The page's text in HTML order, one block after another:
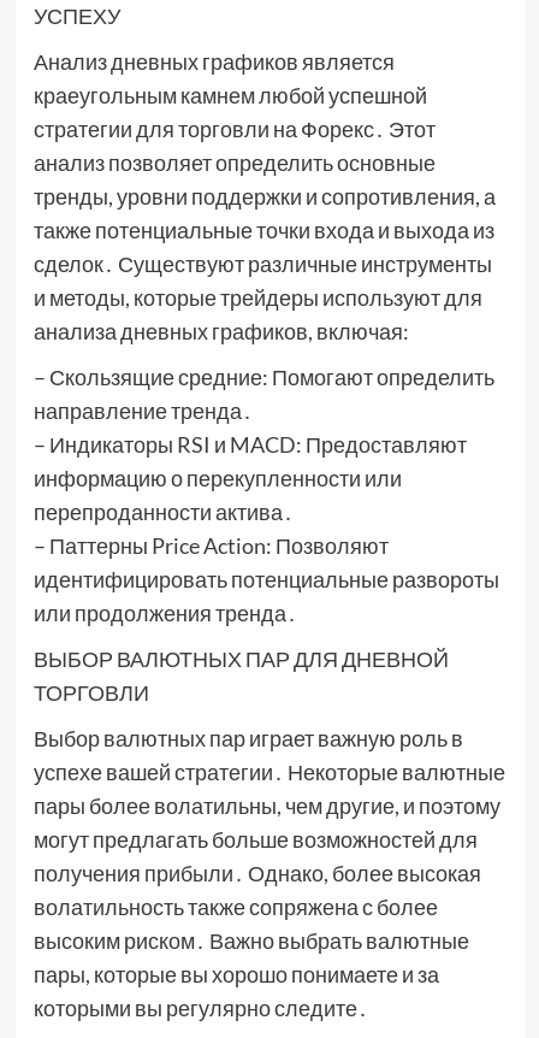
УСПЕХУ
Анализ дневных графиков является
краеугольным камнем любой успешной
стратегии для торговли на Форекс․ Этот
анализ позволяет определить основные
тренды, уровни поддержки и сопротивления, а
также потенциальные точки входа и выхода из
сделок․ Существуют различные инструменты
и методы, которые трейдеры используют для
анализа дневных графиков, включая:
– Скользящие средние: Помогают определить
направление тренда․
– Индикаторы RSI и MACD: Предоставляют
информацию о перекупленности или
перепроданности актива․
– Паттерны Price Action: Позволяют
идентифицировать потенциальные развороты
или продолжения тренда․
ВЫБОР ВАЛЮТНЫХ ПАР ДЛЯ ДНЕВНОЙ
ТОРГОВЛИ
Выбор валютных пар играет важную роль в
успехе вашей стратегии․ Некоторые валютные
пары более волатильны, чем другие, и поэтому
могут предлагать больше возможностей для
получения прибыли․ Однако, более высокая
волатильность также сопряжена с более
высоким риском․ Важно выбрать валютные
пары, которые вы хорошо понимаете и за
которыми вы регулярно следите․